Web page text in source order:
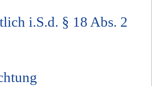
i.S.d. § 18 Abs. 2